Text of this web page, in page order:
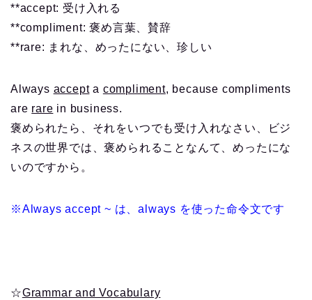
**accept: 受け入れる
**compliment: 褒め言葉、賛辞
**rare: まれな、めったにない、珍しい
Always accepta compliment, because compliments
are rare in business.
褒められたら、それをいつでも受け入れなさい、ビジ
ネスの世界では、褒められることなんて、めったにな
いのですから。
※Always accept ~ は、always を使った命令文です
☆Grammar and Vocabulary